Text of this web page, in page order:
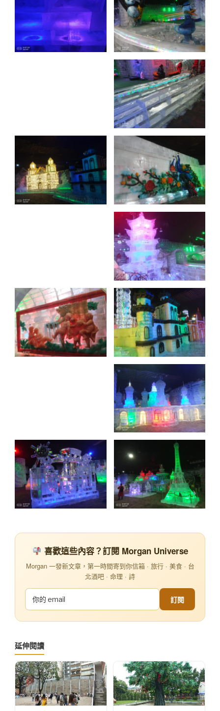
喜歡這些內容？訂閱 Morgan Universe
Morgan 一發新文章，第一時間寄到你信箱 · 旅行 · 美食 · 台
北酒吧 · 命理 · 詩
訂閱
延伸閱讀